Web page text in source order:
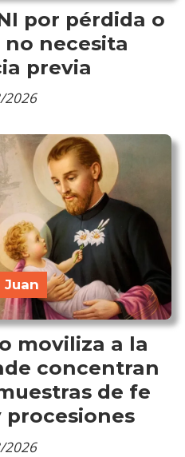
por pérdida o
necesita
previa
2026
moviliza a la
concentran
de fe
procesiones
Juan
2026